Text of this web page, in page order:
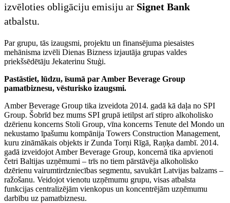
izvēloties obligāciju emisiju ar Signet Bank
atbalstu.
Par grupu, tās izaugsmi, projektu un finansējuma piesaistes
mehānisma izvēli Dienas Bizness izjautāja grupas valdes
priekšsēdētāju Jekaterinu Stuģi.
Pastāstiet, lūdzu, īsumā par Amber Beverage Group
pamatbiznesu, vēsturisko izaugsmi.
Amber Beverage Group tika izveidota 2014. gadā kā daļa no SPI
Group. Šobrīd bez mums SPI grupā ietilpst arī stipro alkoholisko
dzērienu koncerns Stoli Group, vīna koncerns Tenute del Mondo un
nekustamo īpašumu kompānija Towers Construction Management,
kuru zināmākais objekts ir Zunda Torņi Rīgā, Raņķa dambī. 2014.
gadā izveidojot Amber Beverage Group, koncernā tika apvienoti
četri Baltijas uzņēmumi – trīs no tiem pārstāvēja alkoholisko
dzērienu vairumtirdzniecības segmentu, savukārt Latvijas balzams –
ražošanu. Veidojot vienotu uzņēmumu grupu, visas atbalsta
funkcijas centralizējām vienkopus un koncentrējām uzņēmumu
darbību uz pamatbiznesu.